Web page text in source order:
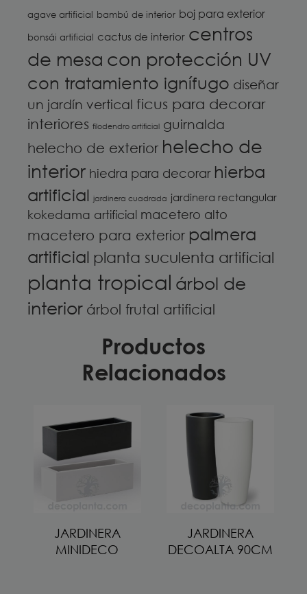
agave artificial bambú de interior boj para exterior
bonsái artificial cactus de interior centros
de mesa con protección UV
con tratamiento ignífugo diseñar
un jardín vertical ficus para decorar
interiores filodendro artificial guirnalda
helecho de exterior helecho de
interior hiedra para decorar hierba
artificial jardinera cuadrada jardinera rectangular
kokedama artificial macetero alto
macetero para exterior palmera
artificial planta suculenta artificial
planta tropical árbol de
interior árbol frutal artificial
Productos
Relacionados
JARDINERA
MINIDECO
JARDINERA
DECOALTA 90CM